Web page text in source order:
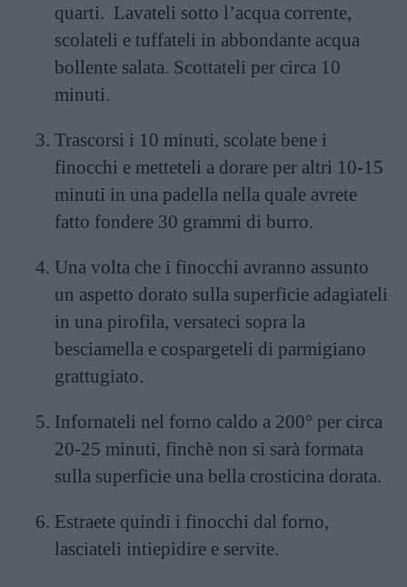
quarti. Lavateli sotto l’acqua corrente,
scolateli e tuffateli in abbondante acqua
bollente salata. Scottateli per circa 10
minuti.
Trascorsi i 10 minuti, scolate bene i
finocchi e metteteli a dorare per altri 10-15
minuti in una padella nella quale avrete
fatto fondere 30 grammi di burro.
Una volta che i finocchi avranno assunto
un aspetto dorato sulla superficie adagiateli
in una pirofila, versateci sopra la
besciamella e cospargeteli di parmigiano
grattugiato.
Infornateli nel forno caldo a 200° per circa
20-25 minuti, finchè non si sarà formata
sulla superficie una bella crosticina dorata.
Estraete quindi i finocchi dal forno,
lasciateli intiepidire e servite.